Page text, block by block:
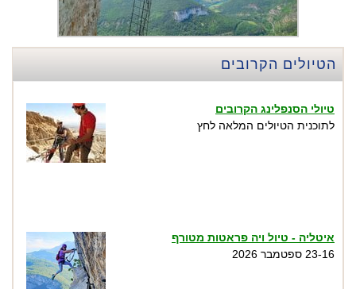
הטיולים הקרובים
טיולי הסנפלינג הקרובים
לתוכנית הטיולים המלאה לחץ
איטליה - טיול ויה פראטות מטורף
23-16 ספטמבר 2026